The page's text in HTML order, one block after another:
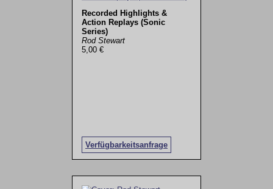
Recorded Highlights &
Action Replays (Sonic
Series)
Rod Stewart
5,00 €
Verfügbarkeitsanfrage